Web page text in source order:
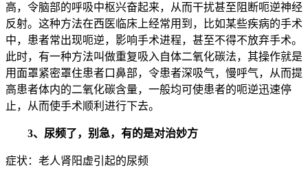
高，令脑部的呼吸中枢兴奋起来，从而干扰甚至阻断呃逆神经
反射。这种方法在西医临床上经常用到，比如某些疾病的手术
中，患者常出现呃逆，影响手术进程，甚至不得不放弃手术。
此时，有一种方法叫做重复吸入自体二氧化碳法，其操作就是
用面罩紧密罩住患者口鼻部，令患者深吸气，慢呼气，从而提
高患者体内的二氧化碳含量，一般均可使患者的呃逆迅速停
止，从而使手术顺利进行下去。
3、尿频了，别急，有的是对治妙方
症状：老人肾阳虚引起的尿频